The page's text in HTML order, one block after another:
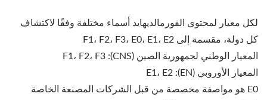
لكل معيار لمحتوى الفورمالديهايد أسماء مختلفة وفقًا لاكتشاف
كل دولة، مقسمة إلى F1، F2، F3، E0، E1، E2
المعيار الوطني لجمهورية الصين (CNS): F1، F2، F3
المعيار الأوروبي (EN): E1، E2
E0 هو مواصفة مخصصة من قبل الشركات المصنعة الخاصة